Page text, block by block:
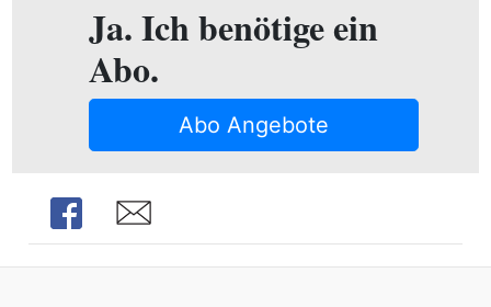
Ja. Ich benötige ein
Abo.
Abo Angebote
Share Share